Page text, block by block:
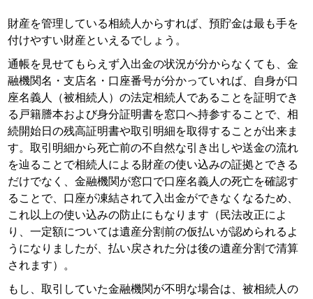
財産を管理している相続人からすれば、預貯金は最も手を
付けやすい財産といえるでしょう。
通帳を見せてもらえず入出金の状況が分からなくても、金
融機関名・支店名・口座番号が分かっていれば、自身が口
座名義人（被相続人）の法定相続人であることを証明でき
る戸籍謄本および身分証明書を窓口へ持参することで、相
続開始日の残高証明書や取引明細を取得することが出来ま
す。取引明細から死亡前の不自然な引き出しや送金の流れ
を辿ることで相続人による財産の使い込みの証拠とできる
だけでなく、金融機関が窓口で口座名義人の死亡を確認す
ることで、口座が凍結されて入出金ができなくなるため、
これ以上の使い込みの防止にもなります（民法改正によ
り、一定額については遺産分割前の仮払いが認められるよ
うになりましたが、払い戻された分は後の遺産分割で清算
されます）。
もし、取引していた金融機関が不明な場合は、被相続人の